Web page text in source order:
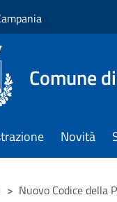
Comune
Novità
> Nuovo Codice della